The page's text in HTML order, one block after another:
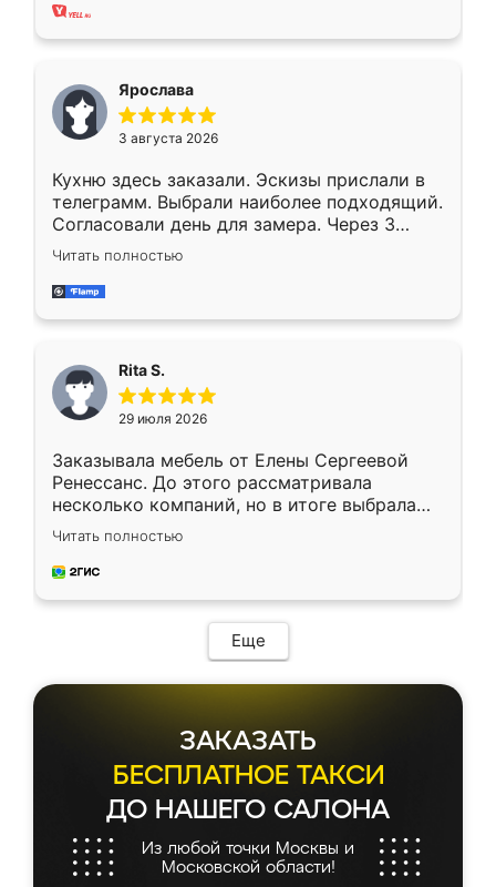
Ярослава
3 августа 2026
Кухню здесь заказали. Эскизы прислали в
телеграмм. Выбрали наиболее подходящий.
Согласовали день для замера. Через 3
недели кухня была уже готова. Остались
довольны работой. Спасибо Ренессанс
мебель за качественную работу!
Читать полностью
Rita S.
29 июля 2026
Заказывала мебель от Елены Сергеевой
Ренессанс. До этого рассматривала
несколько компаний, но в итоге выбрала
эту. Сначала обговорили условия, потом
приехал замерщик, всё спокойно объяснил
и снял размеры. Изготовили в срок, с
мебель сразу встала на свое место без
каких-либо доработок. Качеством осталась
довольна, все выглядит так, как и ожидала.
Читать полностью
Еще
ЗАКАЗАТЬ
БЕСПЛАТНОЕ ТАКСИ
ДО НАШЕГО САЛОНА
Из любой точки Москвы и
Московской области!